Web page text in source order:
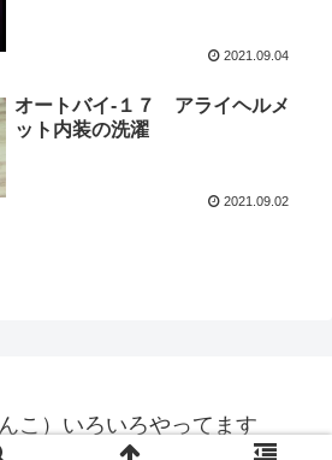
2021.09.04
オートバイ-１７ アライヘルメ
ット内装の洗濯
2021.09.02
こ）いろいろやってます